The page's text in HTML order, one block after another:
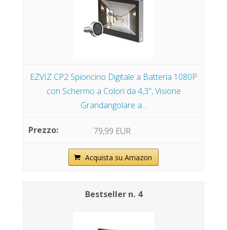
EZVIZ CP2 Spioncino Digitale a Batteria 1080P
con Schermo a Colori da 4,3", Visione
Grandangolare a...
79,99 EUR
Acquista su Amazon
4